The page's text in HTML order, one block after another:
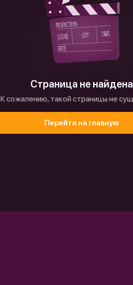
Страница не найдена
К сожалению, такой страницы не
Перейти на главную